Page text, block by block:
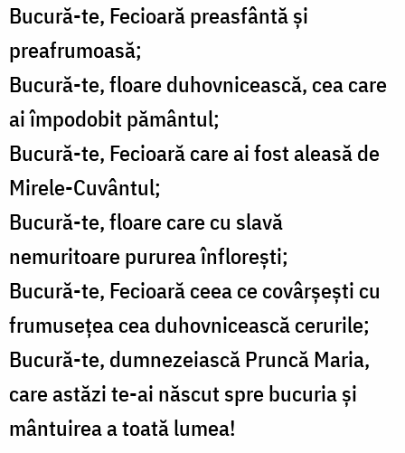
Bucură-te, Fecioară preasfântă și
preafrumoasă;
Bucură-te, floare duhovnicească, cea care
ai împodobit pământul;
Bucură-te, Fecioară care ai fost aleasă de
Mirele-Cuvântul;
Bucură-te, floare care cu slavă
nemuritoare pururea înflorești;
Bucură-te, Fecioară ceea ce covârșești cu
frumusețea cea duhovnicească cerurile;
Bucură-te, dumnezeiască Pruncă Maria,
care astăzi te-ai născut spre bucuria și
mântuirea a toată lumea!